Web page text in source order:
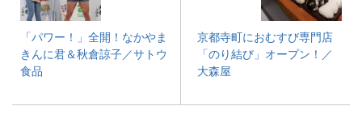
「パワー！」全開！なかやま
きんに君＆秋倉諒子／サトウ
食品
京都寺町におむすび専門店
「のり結び」オープン！／
大森屋